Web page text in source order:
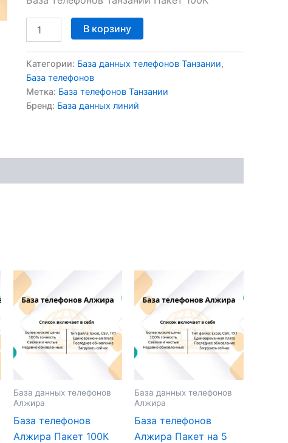
В корзину
Категории: База данных телефонов Танзании,
База телефонов
Метка: База телефонов Танзании
Бренд: База данных линий
База данных телефонов
Алжира
База телефонов
Алжира Пакет 100К
База данных телефонов
Алжира
База телефонов
Алжира Пакет на 5